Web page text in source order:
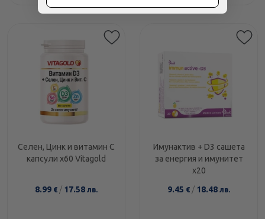
Селен, Цинк и витамин C
капсули х60 Vitagold
8.99 € / 17.58 лв.
Имунактив + D3 сашета
за енергия и имунитет
х20
9.45 € / 18.48 лв.